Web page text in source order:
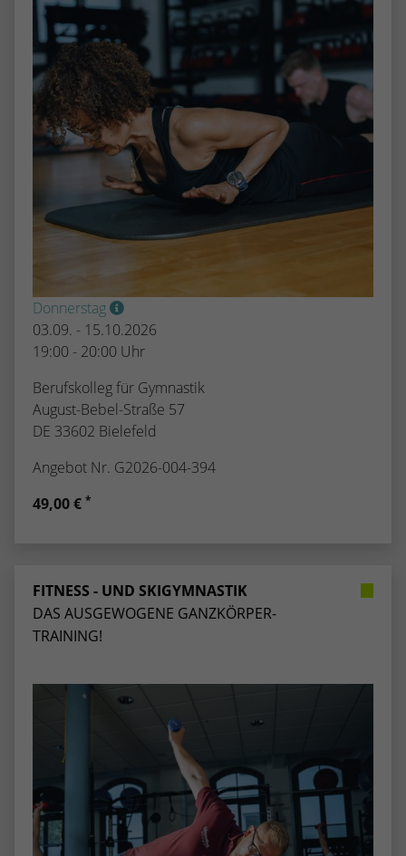
Donnerstag
03.09. - 15.10.2026
19:00 - 20:00 Uhr
Berufskolleg für Gymnastik
August-Bebel-Straße 57
DE 33602 Bielefeld
Angebot Nr. G2026-004-394
49,00 € *
FITNESS - UND SKIGYMNASTIK
DAS AUSGEWOGENE GANZKÖRPER-
TRAINING!